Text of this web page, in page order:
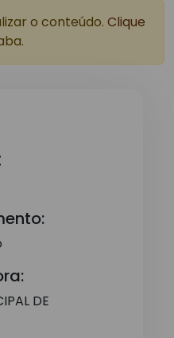
o conteúdo. Clique
DE